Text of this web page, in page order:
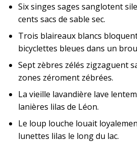
Six singes sages sanglotent
cents sacs de sable sec.
Trois blaireaux blancs
bicyclettes bleues dans un
Sept zèbres zélés zigzaguent
zones zéroment zébrées.
La vieille lavandière lave
lanières lilas de Léon.
Le loup louche louait
lunettes lilas le long du lac.